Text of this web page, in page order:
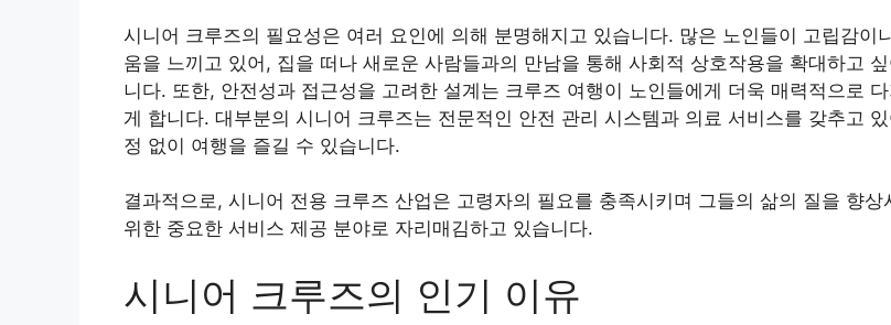
시니어 크루즈의 필요성은 여러 요인에 의해 분명해지고 있습니다. 많은 노인들이 고립감이
움을 느끼고 있어, 집을 떠나 새로운 사람들과의 만남을 통해 사회적 상호작용을 확대하고
니다. 또한, 안전성과 접근성을 고려한 설계는 크루즈 여행이 노인들에게 더욱 매력적으로
게 합니다. 대부분의 시니어 크루즈는 전문적인 안전 관리 시스템과 의료 서비스를 갖추고
정 없이 여행을 즐길 수 있습니다.
결과적으로, 시니어 전용 크루즈 산업은 고령자의 필요를 충족시키며 그들의 삶의 질을 향상
위한 중요한 서비스 제공 분야로 자리매김하고 있습니다.
시니어 크루즈의 인기 이유